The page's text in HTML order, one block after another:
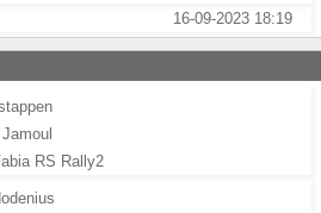
16-09-2023 18:19
RS Rally2